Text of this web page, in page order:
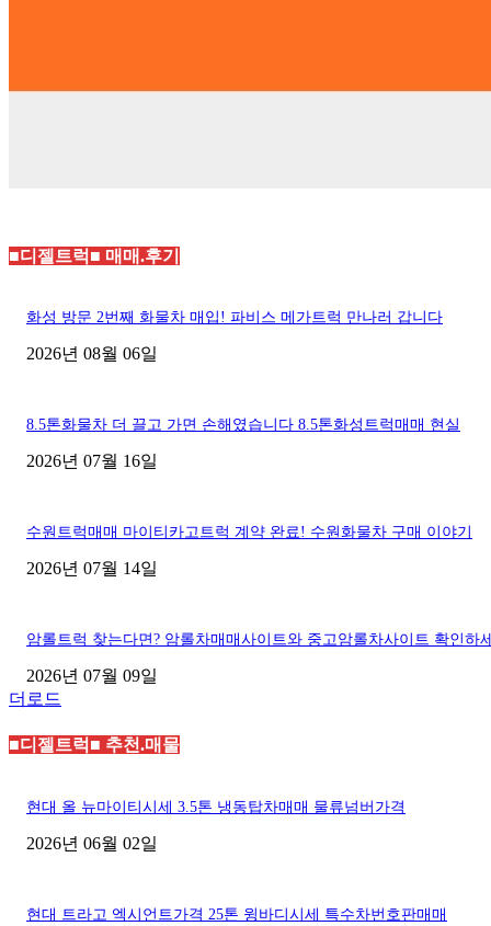
■디젤트럭■ 매매.후기
화성 방문 2번째 화물차 매입! 파비스 메가트럭 만나러 갑니다
2026년 08월 06일
8.5톤화물차 더 끌고 가면 손해였습니다 8.5톤화성트럭매매 현실
2026년 07월 16일
수원트럭매매 마이티카고트럭 계약 완료! 수원화물차 구매 이야기
2026년 07월 14일
암롤트럭 찾는다면? 암롤차매매사이트와 중고암롤차사이트 확인하
2026년 07월 09일
더로드
■디젤트럭■ 추천.매물
현대 올 뉴마이티시세 3.5톤 냉동탑차매매 물류넘버가격
2026년 06월 02일
현대 트라고 엑시언트가격 25톤 윙바디시세 특수차번호판매매